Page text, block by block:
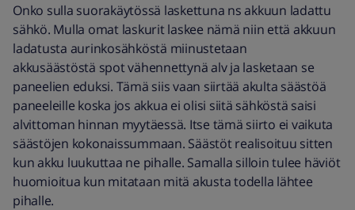
Onko sulla suorakäytössä laskettuna ns akkuun ladattu
sähkö. Mulla omat laskurit laskee nämä niin että akkuun
ladatusta aurinkosähköstä miinustetaan
akkusäästöstä spot vähennettynä alv ja lasketaan se
paneelien eduksi. Tämä siis vaan siirtää akulta säästöä
paneeleille koska jos akkua ei olisi siitä sähköstä saisi
alvittoman hinnan myytäessä. Itse tämä siirto ei vaikuta
säästöjen kokonaissummaan. Säästöt realisoituu sitten
kun akku luukuttaa ne pihalle. Samalla silloin tulee häviöt
huomioitua kun mitataan mitä akusta todella lähtee
pihalle.